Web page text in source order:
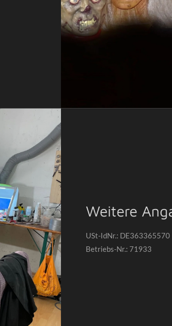
Weitere
USt-IdNr.: DE363365570
Betriebs-Nr.: 71933